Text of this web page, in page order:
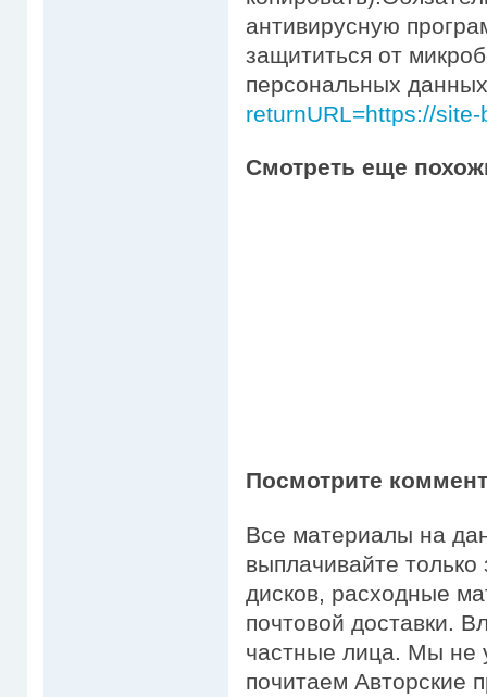
антивирусную
защититься от
персональных
returnURL=https://
Смотреть еще
Посмотрите
Все материалы на
выплачивайте
дисков, расходные
почтовой доставки.
частные лица. Мы не
почитаем Авторские